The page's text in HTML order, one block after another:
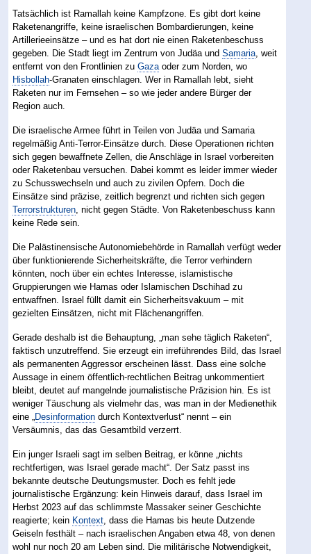
Tatsächlich ist Ramallah keine Kampfzone. Es gibt dort keine
Raketenangriffe, keine israelischen Bombardierungen, keine
Artillerieeinsätze – und es hat dort nie einen Raketenbeschuss
gegeben. Die Stadt liegt im Zentrum von Judäa undSamaria, weit
entfernt von den Frontlinien zuGazaoder zum Norden, wo
Hisbollah-Granaten einschlagen. Wer in Ramallah lebt, sieht
Raketen nur im Fernsehen – so wie jeder andere Bürger der
Region auch.
Die israelische Armee führt in Teilen von Judäa und Samaria
regelmäßig Anti-Terror-Einsätze durch. Diese Operationen richten
sich gegen bewaffnete Zellen, die Anschläge in Israel vorbereiten
oder Raketenbau versuchen. Dabei kommt es leider immer wieder
zu Schusswechseln und auch zu zivilen Opfern. Doch die
Einsätze sind präzise, zeitlich begrenzt und richten sich gegen
Terrorstrukturen, nicht gegen Städte. Von Raketenbeschuss kann
keine Rede sein.
Die Palästinensische Autonomiebehörde in Ramallah verfügt weder
über funktionierende Sicherheitskräfte, die Terror verhindern
könnten, noch über ein echtes Interesse, islamistische
Gruppierungen wie Hamas oder Islamischen Dschihad zu
entwaffnen. Israel füllt damit ein Sicherheitsvakuum – mit
gezielten Einsätzen, nicht mit Flächenangriffen.
Gerade deshalb ist die Behauptung, „man sehe täglich Raketen“,
faktisch unzutreffend. Sie erzeugt ein irreführendes Bild, das Israel
als permanenten Aggressor erscheinen lässt. Dass eine solche
Aussage in einem öffentlich-rechtlichen Beitrag unkommentiert
bleibt, deutet auf mangelnde journalistische Präzision hin. Es ist
weniger Täuschung als vielmehr das, was man in der Medienethik
eine „Desinformation durch Kontextverlust“ nennt – ein
Versäumnis, das das Gesamtbild verzerrt.
Ein junger Israeli sagt im selben Beitrag, er könne „nichts
rechtfertigen, was Israel gerade macht“. Der Satz passt ins
bekannte deutsche Deutungsmuster. Doch es fehlt jede
journalistische Ergänzung: kein Hinweis darauf, dass Israel im
Herbst 2023 auf das schlimmste Massaker seiner Geschichte
reagierte; kein Kontext, dass die Hamas bis heute Dutzende
Geiseln festhält – nach israelischen Angaben etwa 48, von denen
wohl nur noch 20 am Leben sind. Die militärische Notwendigkeit,